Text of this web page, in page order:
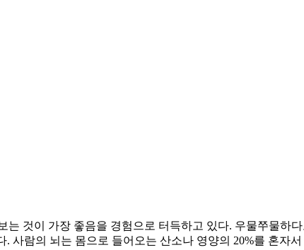
것이 가장 좋음을 경험으로 터득하고 있다. 우물쭈물하
사람의 뇌는 몸으로 들어오는 산소나 영양의 20%를 혼자